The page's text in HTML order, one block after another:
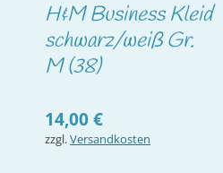
H&M Business Kleid
schwarz/weiß Gr.
M (38)
14,00 €
zzgl.Versandkosten